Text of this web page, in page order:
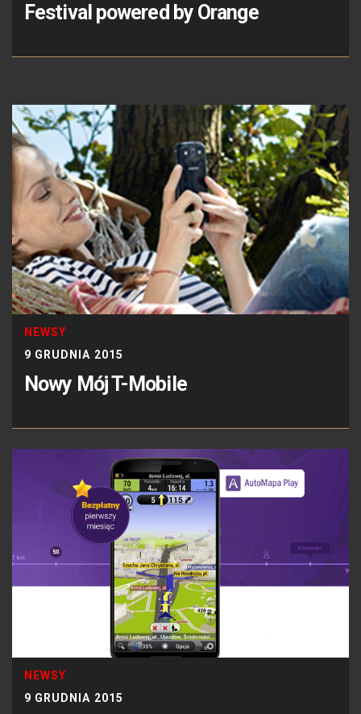
Festival powered by Orange
NEWSY
9 GRUDNIA 2015
Nowy Mój T-Mobile
NEWSY
9 GRUDNIA 2015